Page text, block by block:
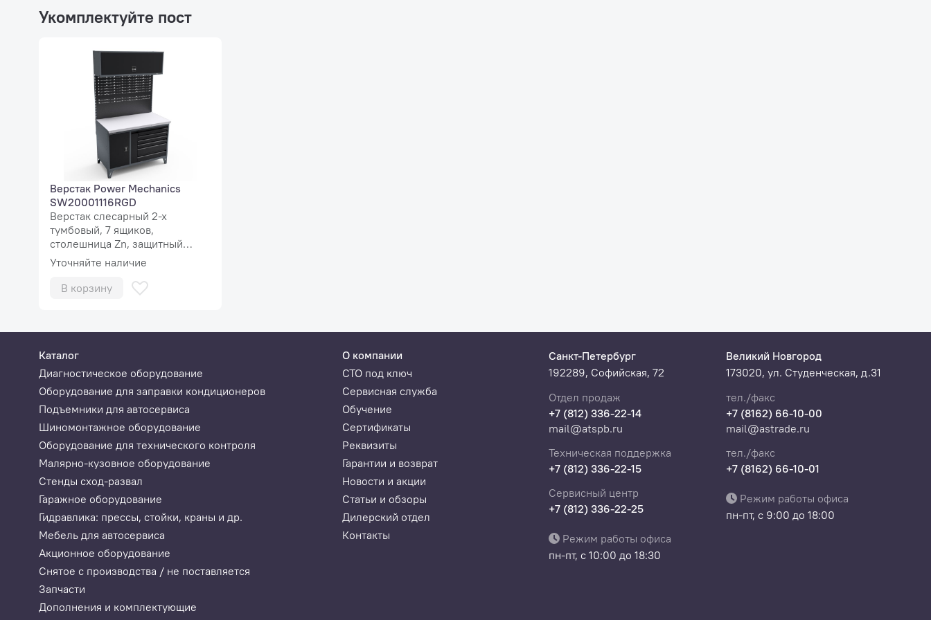
Формы сигналов
Диапазон настройки ширины импульса
Амплитуда
Разрешающая способность
Защита от перегрузки
Тележка
Измерительный модуль с держателем датчиков
ПК с операционной системой XP
Монитор, мышь
Принтер
Дистанционное управление (передатчик и приемник)
Блок питания с сетевым проводом
Системный тестер KTS 540
Системное программное обеспечение SystemSoft[plus]
Комплект для измерения давления жидкости (макс. до 10 бар)
2 Y-образных адаптера
Универсальный КВ-зонд
Укомплектуйте пост
Верстак Power Mechanics
SW20001116RGD
Верстак слесарный 2-х
тумбовый, 7 ящиков,
столешница Zn, защитный
экран MaxPlus
Уточняйте наличие
В корзину
Каталог
Диагностическое оборудование
Оборудование для заправки кондиционеров
Подъемники для автосервиса
Шиномонтажное оборудование
Оборудование для технического контроля
Малярно-кузовное оборудование
Стенды сход-развал
Гаражное оборудование
Гидравлика: прессы, стойки, краны и др.
Мебель для автосервиса
Акционное оборудование
Снятое с производства / не поставляется
Запчасти
Дополнения и комплектующие
О компании
СТО под ключ
Сервисная служба
Обучение
Сертификаты
Реквизиты
Гарантии и возврат
Новости и акции
Статьи и обзоры
Дилерский отдел
Контакты
Санкт-Петербург
192289, Софийская, 72
Отдел продаж
+7 (812) 336-22-14
mail@atspb.ru
Техническая поддержка
+7 (812) 336-22-15
Сервисный центр
+7 (812) 336-22-25
Режим работы офиса
пн-пт, с 10:00 до 18:30
Великий Новгород
173020, ул. Студенческая, д.31
тел./факс
+7 (8162) 66-10-00
mail@astrade.ru
тел./факс
+7 (8162) 66-10-01
Режим работы офиса
пн-пт, с 9:00 до 18:00